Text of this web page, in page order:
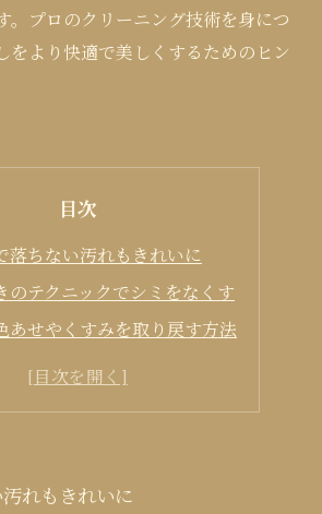
。プロのクリーニング技術を身につ
をより快適で美しくするためのヒン
目次
落ちない汚れもきれいに
のテクニックでシミをなくす
あせやくすみを取り戻す方法
れもきれいに